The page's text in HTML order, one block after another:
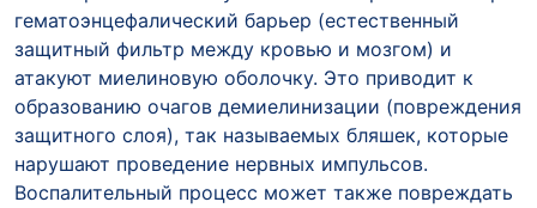
гематоэнцефалический барьер (естественный
защитный фильтр между кровью и мозгом) и
атакуют миелиновую оболочку. Это приводит к
образованию очагов демиелинизации (повреждения
защитного слоя), так называемых бляшек, которые
нарушают проведение нервных импульсов.
Воспалительный процесс может также повреждать